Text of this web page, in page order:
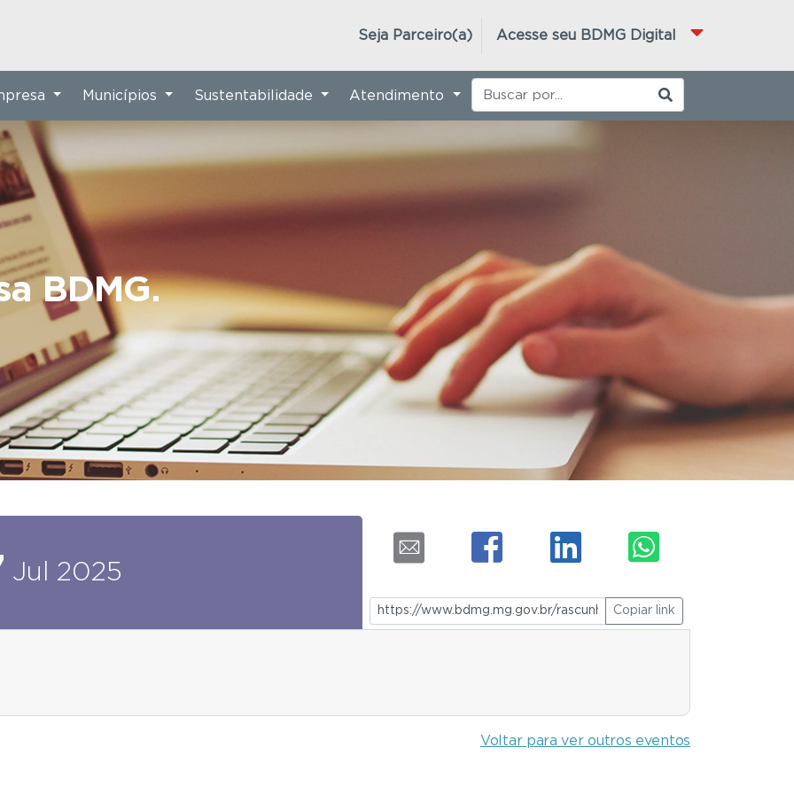
Acesse seu BDMG Digital
Seja Parceiro(a)
BDMG.
Municípios Sustentabilidade Atendimento
Jul 2025
Copiar link
Voltar para ver outros eventos